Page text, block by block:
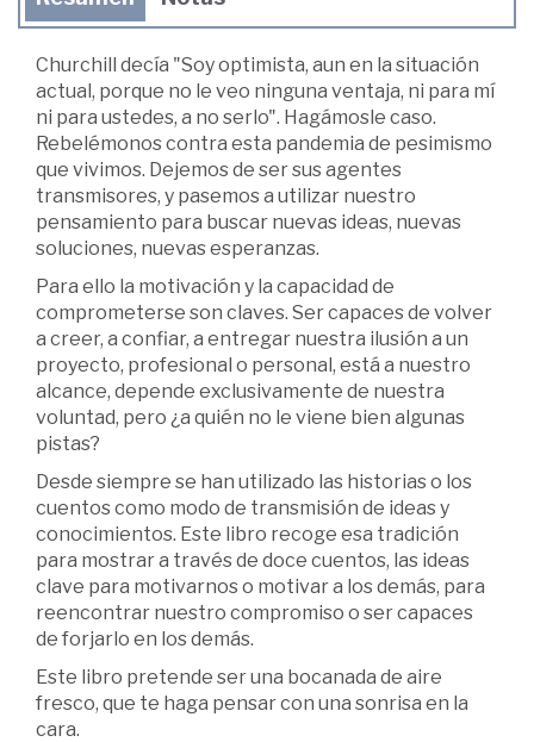
Churchill decía "Soy optimista, aun en la situación
actual, porque no le veo ninguna ventaja, ni para mí
ni para ustedes, a no serlo". Hagámosle caso.
Rebelémonos contra esta pandemia de pesimismo
que vivimos. Dejemos de ser sus agentes
transmisores, y pasemos a utilizar nuestro
pensamiento para buscar nuevas ideas, nuevas
soluciones, nuevas esperanzas.
Para ello la motivación y la capacidad de
comprometerse son claves. Ser capaces de volver
a creer, a confiar, a entregar nuestra ilusión a un
proyecto, profesional o personal, está a nuestro
alcance, depende exclusivamente de nuestra
voluntad, pero ¿a quién no le viene bien algunas
pistas?
Desde siempre se han utilizado las historias o los
cuentos como modo de transmisión de ideas y
conocimientos. Este libro recoge esa tradición
para mostrar a través de doce cuentos, las ideas
clave para motivarnos o motivar a los demás, para
reencontrar nuestro compromiso o ser capaces
de forjarlo en los demás.
Este libro pretende ser una bocanada de aire
fresco, que te haga pensar con una sonrisa en la
cara.